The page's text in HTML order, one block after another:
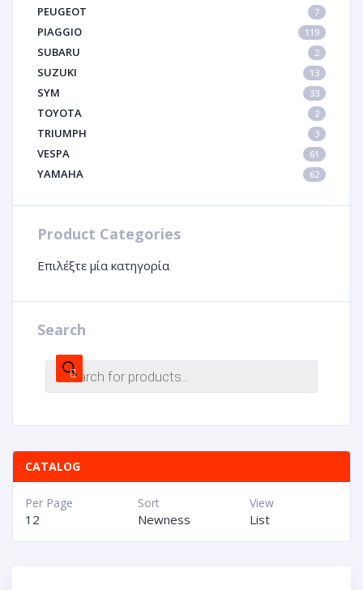
PEUGEOT 7
PIAGGIO 119
SUBARU 2
SUZUKI 13
SYM 33
TOYOTA 2
TRIUMPH 3
VESPA 61
YAMAHA 62
Product Categories
Επιλέξτε μία κατηγορία
Search
CATALOG
View
List
Sort
Newness
Per Page
12